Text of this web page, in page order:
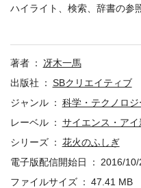
ハイライト、検索、辞書の参
工程まで日本人は根っから
で、日本の花火の魅力を幅広
著者
冴木一馬
出版社
SBクリエイティブ
ジャンル
科学・テクノロジ
レーベル
サイエンス・アイ
シリーズ
花火のふしぎ
電子版配信開始日
2016/10/
ファイルサイズ
47.41 MB